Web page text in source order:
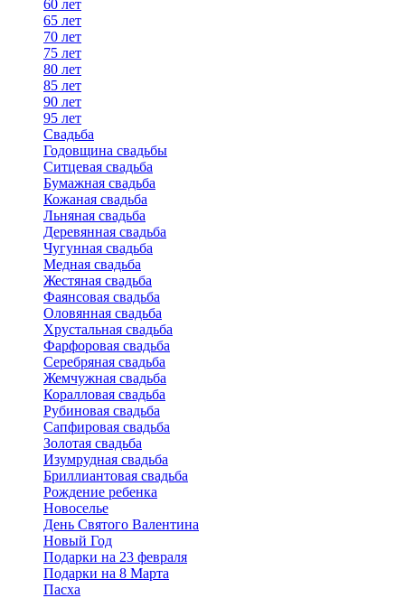
60 лет
65 лет
70 лет
75 лет
80 лет
85 лет
90 лет
95 лет
Свадьба
Годовщина свадьбы
Ситцевая свадьба
Бумажная свадьба
Кожаная свадьба
Льняная свадьба
Деревянная свадьба
Чугунная свадьба
Медная свадьба
Жестяная свадьба
Фаянсовая свадьба
Оловянная свадьба
Хрустальная свадьба
Фарфоровая свадьба
Серебряная свадьба
Жемчужная свадьба
Коралловая свадьба
Рубиновая свадьба
Сапфировая свадьба
Золотая свадьба
Изумрудная свадьба
Бриллиантовая свадьба
Рождение ребенка
Новоселье
День Святого Валентина
Новый Год
Подарки на 23 февраля
Подарки на 8 Марта
Пасха